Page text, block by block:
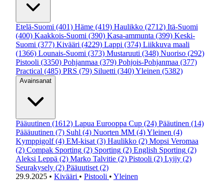
Etelä-Suomi (401) Häme (419) Haulikko (2712) Itä-Suomi
(400) Kaakkois-Suomi (390) Kasa-ammunta (399) Keski-
Suomi (377) Kivääri (4229) Lappi (374) Liikkuva maali
(1366) Lounais-Suomi (373) Mustaruuti (348) Nuoriso (292)
Pistooli (3350) Pohjanmaa (379) Pohjois-Pohjanmaa (377)
Practical (485) PRS (79) Siluetti (340)Yleinen (5382)
Avainsanat
Pääuutinen (1612) Lapua Eurooppa Cup (24) Pääutinen (14)
Päääuutinen (7) Suhl (4) Nuorten MM (4)Yleinen (4)
Kymppigolf (4) EM-kisat (3) Haulikko (2) Mopsi Veromaa
(2) Compak Sporting (2) Sporting (2) English Sporting (2)
Aleksi Leppä (2) Marko Talvitie (2) Pistooli (2) Lyijy (2)
Seurakysely (2) Pääuutiset (2)
29.9.2025 • Kivääri • Pistooli • Yleinen